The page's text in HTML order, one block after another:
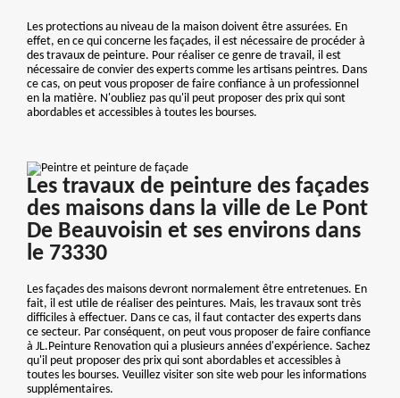
Les protections au niveau de la maison doivent être assurées. En
effet, en ce qui concerne les façades, il est nécessaire de procéder à
des travaux de peinture. Pour réaliser ce genre de travail, il est
nécessaire de convier des experts comme les artisans peintres. Dans
ce cas, on peut vous proposer de faire confiance à un professionnel
en la matière. N'oubliez pas qu'il peut proposer des prix qui sont
abordables et accessibles à toutes les bourses.
Les travaux de peinture des façades
des maisons dans la ville de Le Pont
De Beauvoisin et ses environs dans
le 73330
Les façades des maisons devront normalement être entretenues. En
fait, il est utile de réaliser des peintures. Mais, les travaux sont très
difficiles à effectuer. Dans ce cas, il faut contacter des experts dans
ce secteur. Par conséquent, on peut vous proposer de faire confiance
à JL.Peinture Renovation qui a plusieurs années d'expérience. Sachez
qu'il peut proposer des prix qui sont abordables et accessibles à
toutes les bourses. Veuillez visiter son site web pour les informations
supplémentaires.